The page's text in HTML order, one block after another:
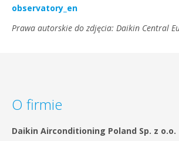
observatory_en
Prawa autorskie do zdjęcia: Daikin Central
O firmie
Daikin Airconditioning Poland Sp. z o.o.